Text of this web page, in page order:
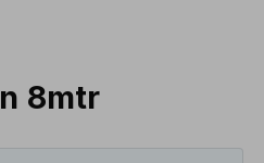
8mtr